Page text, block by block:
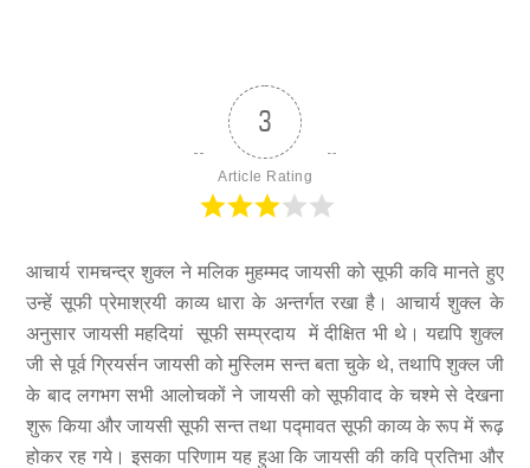
3
Article Rating
आचार्य रामचन्द्र शुक्ल ने मलिक मुहम्मद जायसी को सूफी कवि मानते हुए
उन्हें सूफी प्रेमाश्रयी काव्य धारा के अन्तर्गत रखा है। आचार्य शुक्ल के
अनुसार जायसी महदियां सूफी सम्प्रदाय में दीक्षित भी थे। यद्यपि शुक्ल
जी से पूर्व ग्रियर्सन जायसी को मुस्लिम सन्त बता चुके थे, तथापि शुक्ल जी
के बाद लगभग सभी आलोचकों ने जायसी को सूफीवाद के चश्मे से देखना
शुरू किया और जायसी सूफी सन्त तथा पद्मावत सूफी काव्य के रूप में रूढ़
होकर रह गये। इसका परिणाम यह हुआ कि जायसी की कवि प्रतिभा और